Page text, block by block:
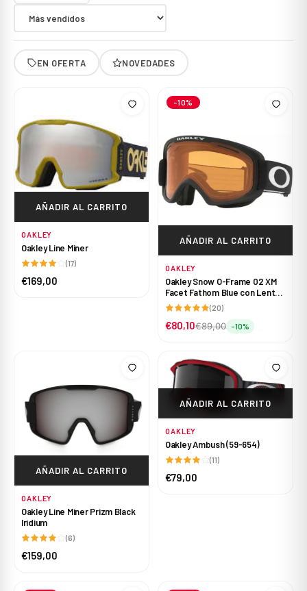
EN OFERTA NOVEDADES
AÑADIR AL CARRITO
OAKLEY
Oakley Line Miner
(17)
€169,00
-10%
AÑADIR AL CARRITO
OAKLEY
Oakley Snow O-Frame 02 XM
Facet Fathom Blue con Lentes
High Intensity Yellow
(20)
€80,10€89,00 -10%
AÑADIR AL CARRITO
OAKLEY
Oakley Line Miner Prizm Black
Iridium
(6)
€159,00
AÑADIR AL CARRITO
OAKLEY
Oakley Ambush (59-654)
(11)
€79,00